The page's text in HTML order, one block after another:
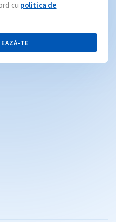
cu politica de
TE